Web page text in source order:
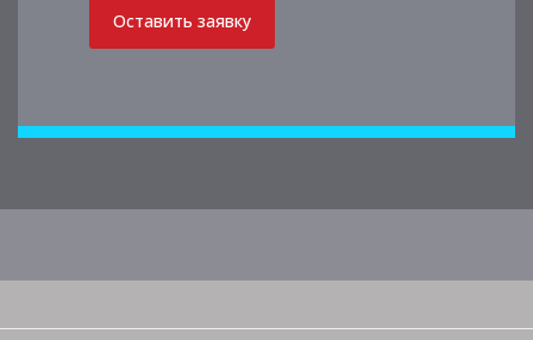
Оставить заявку